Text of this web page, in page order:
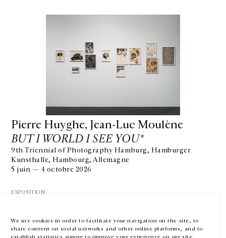
We use cookies in order to facilitate your navigation on the site, to
share content on social networks and other online platforms, and to
Pierre Huyghe, Jean-Luc Moulène
BUT I WORLD I SEE YOU*
9th Triennial of Photography Hamburg, Hamburger
Kunsthalle, Hambourg, Allemagne
5 juin — 4 octobre 2026
EXPOSITION
T.+33 1 42 77 38 87
GALERIE@CROUSEL.COM
HORAIRES D'OUVERTURE
DU MARDI AU VENDREDI
LE SAMEDI
EN FR 中文 Facebook Instagram